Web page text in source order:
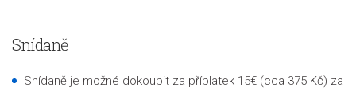
Snídaně
Snídaně je možné dokoupit za příplatek 15€ (cca 375 Kč) za